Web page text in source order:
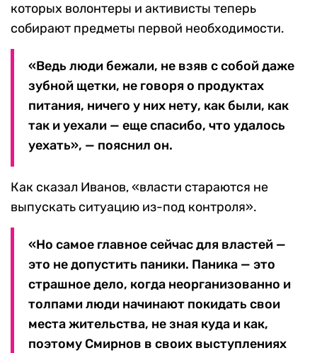
которых волонтеры и активисты теперь
собирают предметы первой необходимости.
«Ведь люди бежали, не взяв с собой даже
зубной щетки, не говоря о продуктах
питания, ничего у них нету, как были, как
так и уехали — еще спасибо, что удалось
уехать», — пояснил он.
Как сказал Иванов, «власти стараются не
выпускать ситуацию из-под контроля».
«Но самое главное сейчас для властей —
это не допустить паники. Паника — это
страшное дело, когда неорганизованно и
толпами люди начинают покидать свои
места жительства, не зная куда и как,
поэтому Смирнов в своих выступлениях